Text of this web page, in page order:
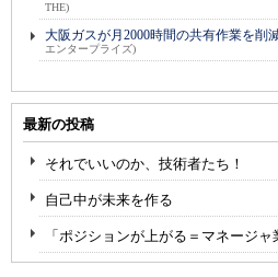
THE)
大阪ガスが月2000時間の共有作業を
エンタープライズ)
最新の投稿
それでいいのか、技術者たち！
自己中が未来を作る
「ポジションが上がる＝マネージ